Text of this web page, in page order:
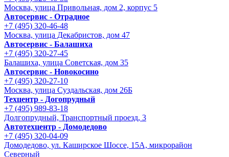
Москва, улица Привольная, дом 2, корпус 5
Автосервис - Отрадное
+7 (495) 320-46-48
Москва, улица Декабристов, дом 47
Автосервис - Балашиха
+7 (495) 320-27-45
Балашиха, улица Советская, дом 35
Автосервис - Новокосино
+7 (495) 320-27-10
Москва, улица Суздальская, дом 26Б
Техцентр - Догопрудный
+7 (495) 989-83-18
Долгопрудный, Транспортный проезд, 3
Автотехцентр - Домодедово
+7 (495) 320-04-09
Домодедово, ул. Каширское Шоссе, 15А, микрорайон
Северный